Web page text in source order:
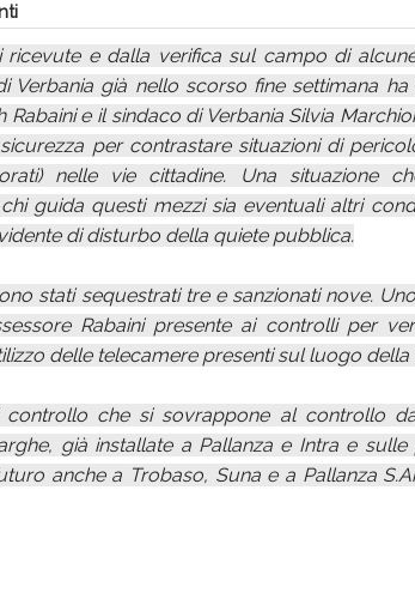
ricevute e dalla verifica sul campo di
Verbania già nello scorso fine settimana ha
Rabaini e il sindaco di Verbania Silvia
per contrastare situazioni di
nelle vie cittadine. Una situazione
guida questi mezzi sia eventuali altri
di disturbo della quiete pubblica.
stati sequestrati tre e sanzionati nove.
Rabaini presente ai controlli per
delle telecamere presenti sul luogo della
che si sovrappone al controllo
già installate a Pallanza e Intra e sulle
anche a Trobaso, Suna e a Pallanza